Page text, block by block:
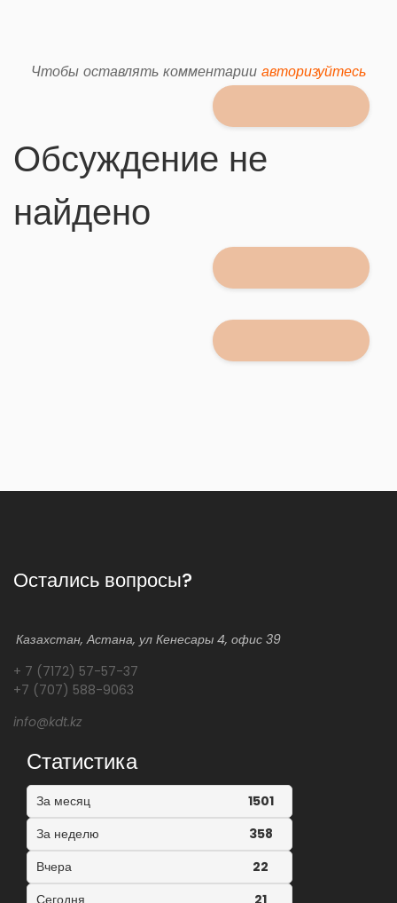
Чтобы оставлять комментарии авторизуйтесь
Обсуждение не
найдено
Остались вопросы?
Казахстан, Астана, ул Кенесары 4, офис 39
+ 7 (7172) 57-57-37
+7 (707) 588-9063
info@kdt.kz
Статистика
За месяц
1501
За неделю
358
Вчера
22
Сегодня
21